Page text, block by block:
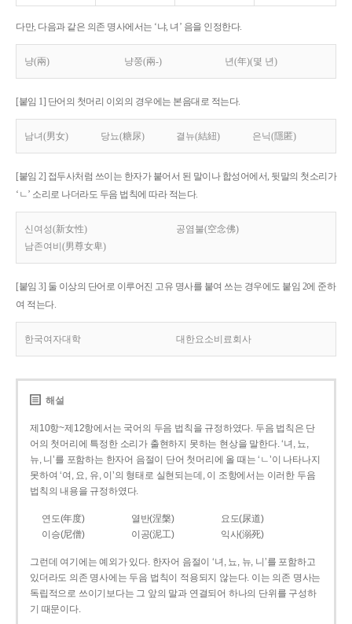
다만, 다음과 같은 의존 명사에서는 ‘냐, 녀’ 음을 인정한다.
냥(兩) 냥쭝(兩-) 년(年)(몇 년)
[붙임 1] 단어의 첫머리 이외의 경우에는 본음대로 적는다.
남녀(男女) 당뇨(糖尿) 결뉴(結紐) 은닉(隱匿)
[붙임 2] 접두사처럼 쓰이는 한자가 붙어서 된 말이나 합성어에서, 뒷말의 첫소리가
‘ㄴ’ 소리로 나더라도 두음 법칙에 따라 적는다.
신여성(新女性)
공염불(空念佛)
남존여비(男尊女卑)
[붙임 3] 둘 이상의 단어로 이루어진 고유 명사를 붙여 쓰는 경우에도 붙임 2에 준하
여 적는다.
한국여자대학 대한요소비료회사
해설
제10항~제12항에서는 국어의 두음 법칙을 규정하였다. 두음 법칙은 단
어의 첫머리에 특정한 소리가 출현하지 못하는 현상을 말한다. ‘녀, 뇨,
뉴, 니’를 포함하는 한자어 음절이 단어 첫머리에 올 때는 ‘ㄴ’이 나타나지
못하여 ‘여, 요, 유, 이’의 형태로 실현되는데, 이 조항에서는 이러한 두음
법칙의 내용을 규정하였다.
연도(年度) 열반(涅槃)
요도(尿道)
이승(尼僧)
이공(泥工) 익사(溺死)
그런데 여기에는 예외가 있다. 한자어 음절이 ‘녀, 뇨, 뉴, 니’를 포함하고
있더라도 의존 명사에는 두음 법칙이 적용되지 않는다. 이는 의존 명사는
독립적으로 쓰이기보다는 그 앞의 말과 연결되어 하나의 단위를 구성하
기 때문이다.